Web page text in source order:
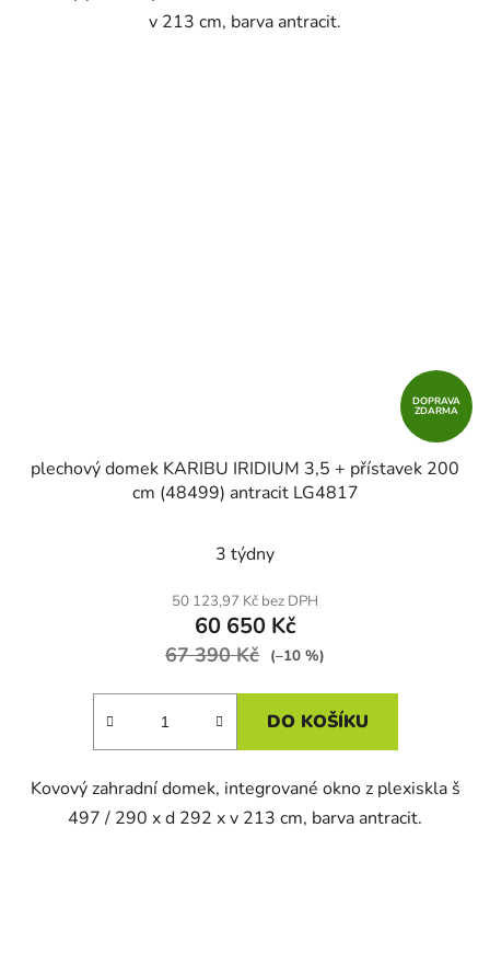
v 213 cm, barva antracit.
DOPRAVA
ZDARMA
plechový domek KARIBU IRIDIUM 3,5 + přístavek 200
cm (48499) antracit LG4817
3 týdny
50 123,97 Kč bez DPH
60 650 Kč
67 390 Kč (–10 %)
DO KOŠÍKU
Kovový zahradní domek, integrované okno z plexiskla š
497 / 290 x d 292 x v 213 cm, barva antracit.